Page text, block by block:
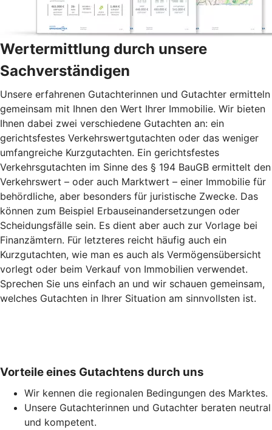
Wertermittlung durch unsere
Sachverständigen
Unsere erfahrenen Gutachterinnen und Gutachter ermitteln
gemeinsam mit Ihnen den Wert Ihrer Immobilie. Wir bieten
Ihnen dabei zwei verschiedene Gutachten an: ein
gerichtsfestes Verkehrswertgutachten oder das weniger
umfangreiche Kurzgutachten. Ein gerichtsfestes
Verkehrsgutachten im Sinne des § 194 BauGB ermittelt den
Verkehrswert – oder auch Marktwert – einer Immobilie für
behördliche, aber besonders für juristische Zwecke. Das
können zum Beispiel Erbauseinandersetzungen oder
Scheidungsfälle sein. Es dient aber auch zur Vorlage bei
Finanzämtern. Für letzteres reicht häufig auch ein
Kurzgutachten, wie man es auch als Vermögensübersicht
vorlegt oder beim Verkauf von Immobilien verwendet.
Sprechen Sie uns einfach an und wir schauen gemeinsam,
welches Gutachten in Ihrer Situation am sinnvollsten ist.
Vorteile eines Gutachtens durch uns
Wir kennen die regionalen Bedingungen des Marktes.
Unsere Gutachterinnen und Gutachter beraten neutral
und kompetent.